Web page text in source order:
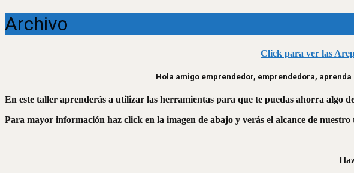
Archivo
Click para ver las
Hola amigo emprendedor, emprendedora,
En este taller aprenderás a utilizar las herramientas para que te puedas ahorra algo
Para mayor información haz click en la imagen de abajo y verás el alcance de nuestro